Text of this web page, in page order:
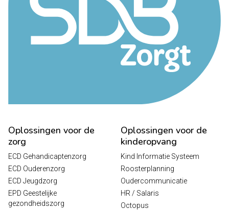
Oplossingen voor de
zorg
ECD Gehandicaptenzorg
ECD Ouderenzorg
ECD Jeugdzorg
EPD Geestelijke
gezondheidszorg
Oplossingen voor de
kinderopvang
Kind Informatie Systeem
Roosterplanning
Oudercommunicatie
HR / Salaris
Octopus